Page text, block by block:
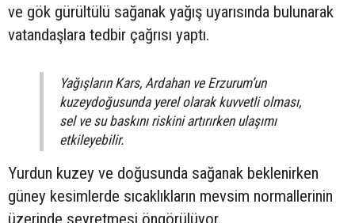
ve gök gürültülü sağanak yağış uyarısında bulunarak
vatandaşlara tedbir çağrısı yaptı.
Yağışların Kars, Ardahan ve Erzurum’un
kuzeydoğusunda yerel olarak kuvvetli olması,
sel ve su baskını riskini artırırken ulaşımı
etkileyebilir.
Yurdun kuzey ve doğusunda sağanak beklenirken
güney kesimlerde sıcaklıkların mevsim normallerinin